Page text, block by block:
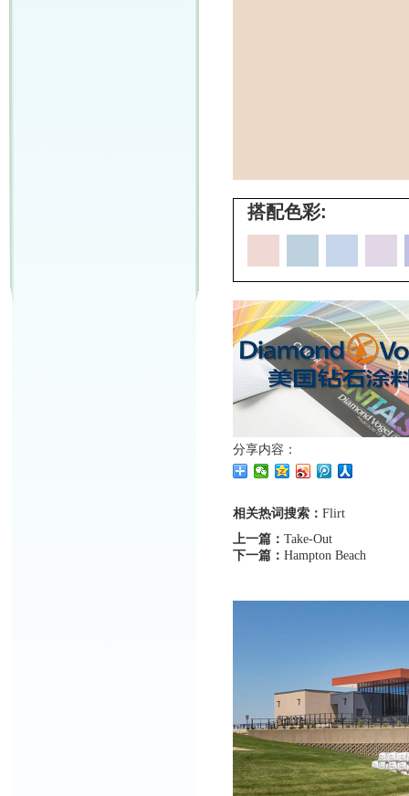
搭配色彩:
分享内容：
相关热词搜索： Flirt
上一篇： Take-Out
下一篇： Hampton Beach